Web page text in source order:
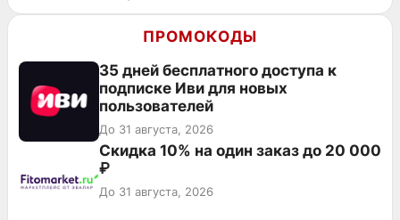
ПРОМОКОДЫ
35 дней бесплатного доступа к
подписке Иви для новых
пользователей
До 31 августа, 2026
Скидка 10% на один заказ до 20 000
₽
До 31 августа, 2026